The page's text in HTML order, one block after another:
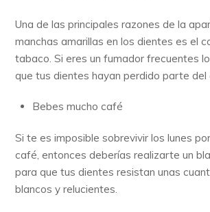
Una de las principales razones de la
manchas amarillas en los dientes es el
tabaco. Si eres un fumador frecuentes
que tus dientes hayan perdido parte del
Bebes mucho café
Si te es imposible sobrevivir los lunes
café, entonces deberías realizarte un
para que tus dientes resistan unas
blancos y relucientes.